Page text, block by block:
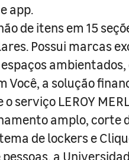
app.
de itens em 15
Possui marcas
Você, a solução
o serviço LEROY
amplo, corte
de lockers e
a